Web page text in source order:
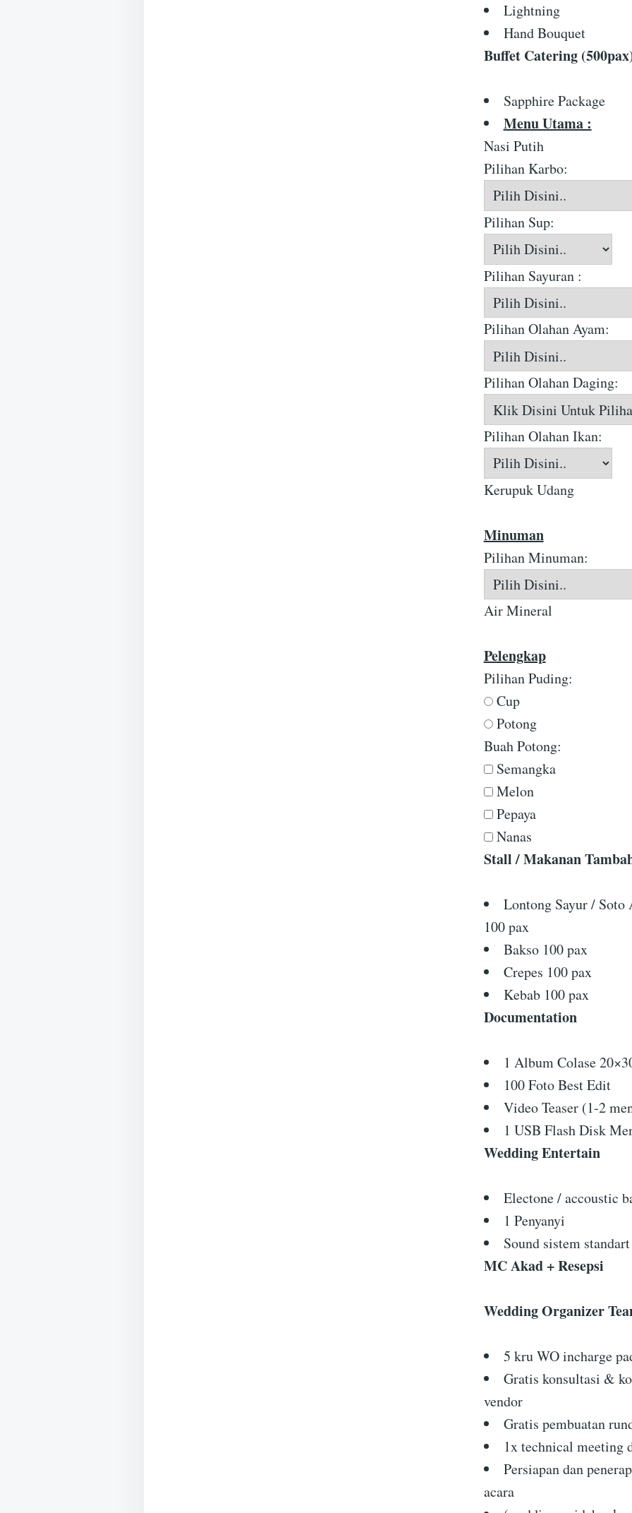
Lightning
Hand Bouquet
Buffet Catering
Sapphire Package
Menu Utama :
Nasi Putih
Pilihan Karbo:
Pilihan Sup:
Pilihan Sayuran :
Pilihan Olahan Ayam:
Pilihan Olahan Daging:
Pilihan Olahan Ikan:
Kerupuk Udang
Minuman
Pilihan Minuman:
Air Mineral
Pelengkap
Pilihan Puding:
Cup
Potong
Buah Potong:
Semangka
Melon
Pepaya
Nanas
Stall / Makanan
Lontong Sayur / Soto
100 pax
Bakso 100 pax
Crepes 100 pax
Kebab 100 pax
Documentation
1 Album Colase
100 Foto Best Edit
Video Teaser (1-2
1 USB Flash Disk
Wedding Entertain
Electone / accoustic
1 Penyanyi
Sound sistem standart
MC Akad + Resepsi
Wedding Organizer
5 kru WO incharge
Gratis konsultasi &
vendor
Gratis pembuatan
1x technical meeting
Persiapan dan
acara